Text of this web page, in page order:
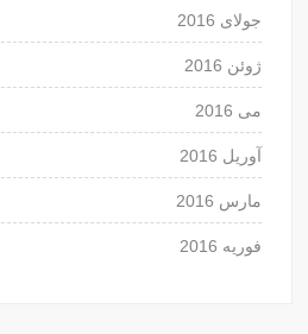
جولای 2016
ژوئن 2016
می 2016
آوریل 2016
مارس 2016
فوریه 2016